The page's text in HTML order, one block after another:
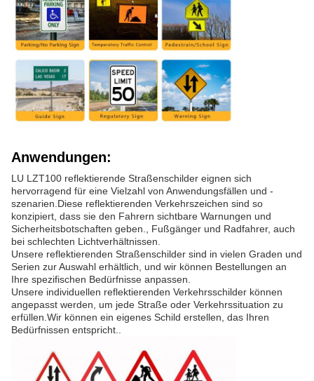
Anwendungen:
LU LZT100 reflektierende Straßenschilder eignen sich
hervorragend für eine Vielzahl von Anwendungsfällen und -
szenarien.Diese reflektierenden Verkehrszeichen sind so
konzipiert, dass sie den Fahrern sichtbare Warnungen und
Sicherheitsbotschaften geben., Fußgänger und Radfahrer, auch
bei schlechten Lichtverhältnissen.
Unsere reflektierenden Straßenschilder sind in vielen Graden und
Serien zur Auswahl erhältlich, und wir können Bestellungen an
Ihre spezifischen Bedürfnisse anpassen.
Unsere individuellen reflektierenden Verkehrsschilder können
angepasst werden, um jede Straße oder Verkehrssituation zu
erfüllen.Wir können ein eigenes Schild erstellen, das Ihren
Bedürfnissen entspricht..